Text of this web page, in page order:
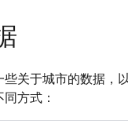
些关于城市的数据，
方式：